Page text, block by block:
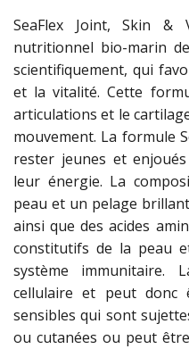
SeaFlex Joint, Skin &
nutritionnel bio-marin
scientifiquement, qui
et la vitalité. Cette
articulations et le
mouvement. La formule
rester jeunes et
leur énergie. La
peau et un pelage
ainsi que des acides
constitutifs de la peau
système immunitaire.
cellulaire et peut donc
sensibles qui sont
ou cutanées ou peut